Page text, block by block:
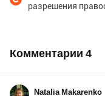
разрешения
Комментарии 4
Natalia Makarenko